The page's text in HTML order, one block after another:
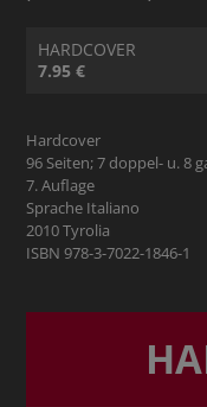
HARDCOVER
7.95 €
Hardcover
96 Seiten; 7 doppel- u. 8
7. Auflage
Sprache Italiano
2010 Tyrolia
ISBN 978-3-7022-1846-1